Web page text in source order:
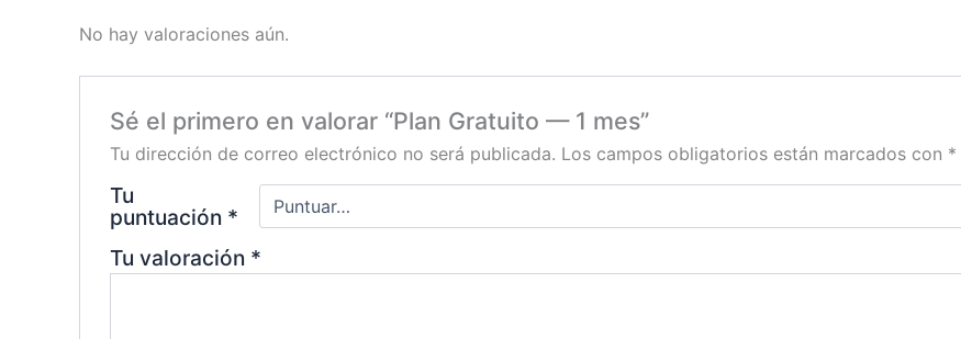
No hay valoraciones aún.
Sé el primero en valorar “Plan Gratuito — 1 mes”
Tu dirección de correo electrónico no será publicada. Los campos obligatorios están marcados con *
Tu
puntuación *
Tu valoración *